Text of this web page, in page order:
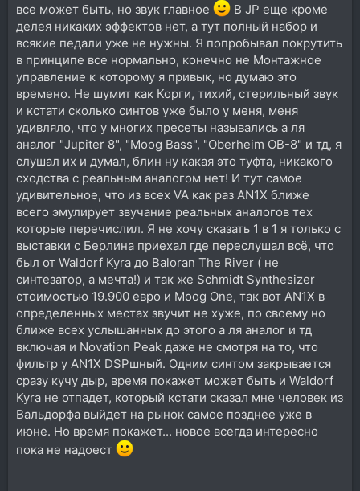
все может быть, но звук главное
В JP еще кроме
делея никаких эффектов нет, а тут полный набор и
всякие педали уже не нужны. Я попробывал покрутить
в принципе все нормально, конечно не Монтажное
управление к которому я привык, но думаю это
времено. Не шумит как Корги, тихий, стерильный звук
и кстати сколько синтов уже было у меня, меня
удивляло, что у многих пресеты назывались а ля
аналог "Jupiter 8", "Moog Bass", "Oberheim OB-8" и тд, я
слушал их и думал, блин ну какая это туфта, никакого
сходства с реальным аналогом нет! И тут самое
удивительное, что из всех VA как раз AN1X ближе
всего эмулирует звучание реальных аналогов тех
которые перечислил. Я не хочу сказать 1 в 1 я только с
выставки с Берлина приехал где переслушал всё, что
был от Waldorf Kyra до Baloran The River ( не
синтезатор, а мечта!) и так же Schmidt Synthesizer
стоимостью 19.900 евро и Moog One, так вот AN1X в
определенных местах звучит не хуже, по своему но
ближе всех услышанных до этого а ля аналог и тд
включая и Novation Peak даже не смотря на то, что
фильтр у AN1X DSPшный. Одним синтом закрывается
сразу кучу дыр, время покажет может быть и Waldorf
Kyra не отпадет, который кстати сказал мне человек из
Вальдорфа выйдет на рынок самое позднее уже в
июне. Но время покажет... новое всегда интересно
пока не надоест